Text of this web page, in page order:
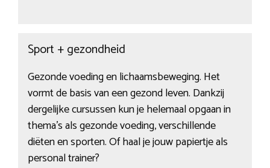
Sport + gezondheid
Gezonde voeding en lichaamsbeweging. Het
vormt de basis van een gezond leven. Dankzij
dergelijke cursussen kun je helemaal opgaan in
thema’s als gezonde voeding, verschillende
diëten en sporten. Of haal je jouw papiertje als
personal trainer?